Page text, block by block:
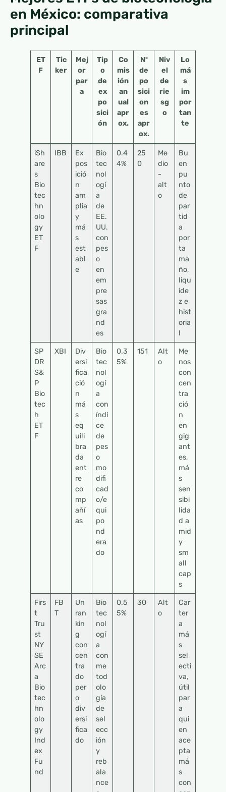
en México: comparativa
principal
ET
F
Tic
ker
Mej
or
par
a
Tip
o
de
ex
po
sici
ón
Co
mis
ión
an
ual
apr
ox.
Nº
de
po
sici
on
es
apr
ox.
Niv
el
de
rie
sg
o
Lo
má
s
im
por
tan
te
iSh
are
s
Bio
tec
hn
olo
gy
ET
F
IBB
Ex
pos
ició
n
am
plia
y
má
s
est
abl
e
Bio
tec
nol
ogí
a
de
EE.
UU.
con
pes
o
en
em
pre
sas
gra
nd
es
0.4
4%
25
0
Me
dio
-
alt
o
Bu
en
pu
nto
de
par
tid
a
por
ta
ma
ño,
liqu
ide
z e
hist
oria
l
SP
DR
S&
P
Bio
tec
h
ET
F
XBI
Div
ersi
fica
ció
n
má
s
eq
uili
bra
da
ent
re
co
mp
añí
as
Bio
tec
nol
ogí
a
con
índi
ce
de
pes
o
mo
difi
cad
o/e
qui
po
nd
era
do
0.3
5%
151
Alt
o
Me
nos
con
cen
tra
ció
n
en
gig
ant
es,
má
s
sen
sibi
lida
d a
mid
y
sm
all
cap
s
Firs
t
Tru
st
NY
SE
Arc
a
Bio
tec
hn
olo
gy
Ind
ex
Fu
nd
FB
T
Un
ran
kin
g
con
cen
tra
do
per
o
div
ersi
fica
do
Bio
tec
nol
ogí
a
con
me
tod
olo
gía
de
sel
ecc
ión
y
reb
ala
nce
0.5
5%
30
Alt
o
Car
ter
a
má
s
sel
ecti
va,
útil
par
a
qui
en
ace
pta
má
s
con